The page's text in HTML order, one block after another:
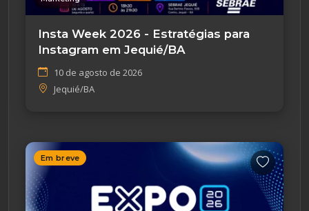
Insta Week 2026 - Estratégias para
Instagram em Jequié/BA
10 de agosto de 2026
Jequié/BA
Em breve